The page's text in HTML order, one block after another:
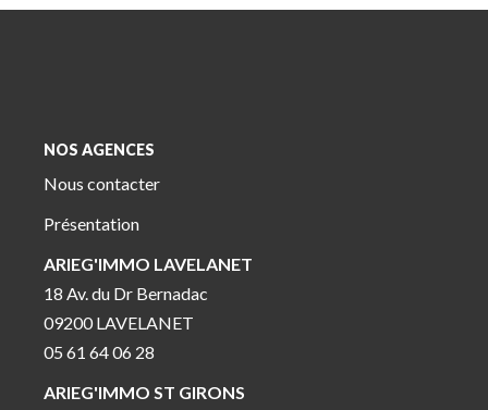
NOS AGENCES
Nous contacter
Présentation
ARIEG'IMMO LAVELANET
18 Av. du Dr Bernadac
09200 LAVELANET
05 61 64 06 28
ARIEG'IMMO ST GIRONS